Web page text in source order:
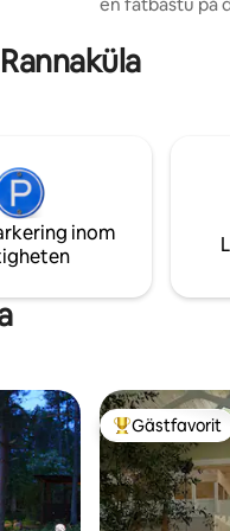
Dagarna går på
skogslederna
perfekt för par,
semester för dig själv. En
till Staircase
inom
Populär
Gästfavorit